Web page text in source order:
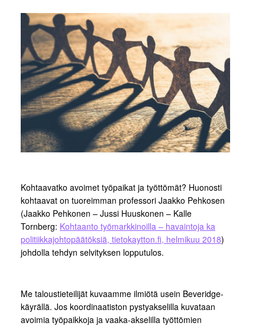
Kohtaavatko avoimet työpaikat ja työttömät? Huonosti
kohtaavat on tuoreimman professori Jaakko Pehkosen
(Jaakko Pehkonen – Jussi Huuskonen – Kalle
Tornberg: Kohtaanto työmarkkinoilla – havaintoja ka
politiikkajohtopäätöksiä, tietokaytton.fi, helmikuu 2018)
johdolla tehdyn selvityksen lopputulos.
Me taloustieteilijät kuvaamme ilmiötä usein Beveridge-
käyrällä. Jos koordinaatiston pystyakselilla kuvataan
avoimia työpaikkoja ja vaaka-akselilla työttömien